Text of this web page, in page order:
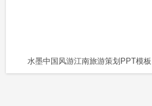
水墨中国风游江南旅游策划PPT模板